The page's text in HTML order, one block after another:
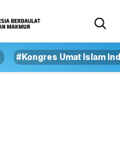
#Kongres Umat Islam